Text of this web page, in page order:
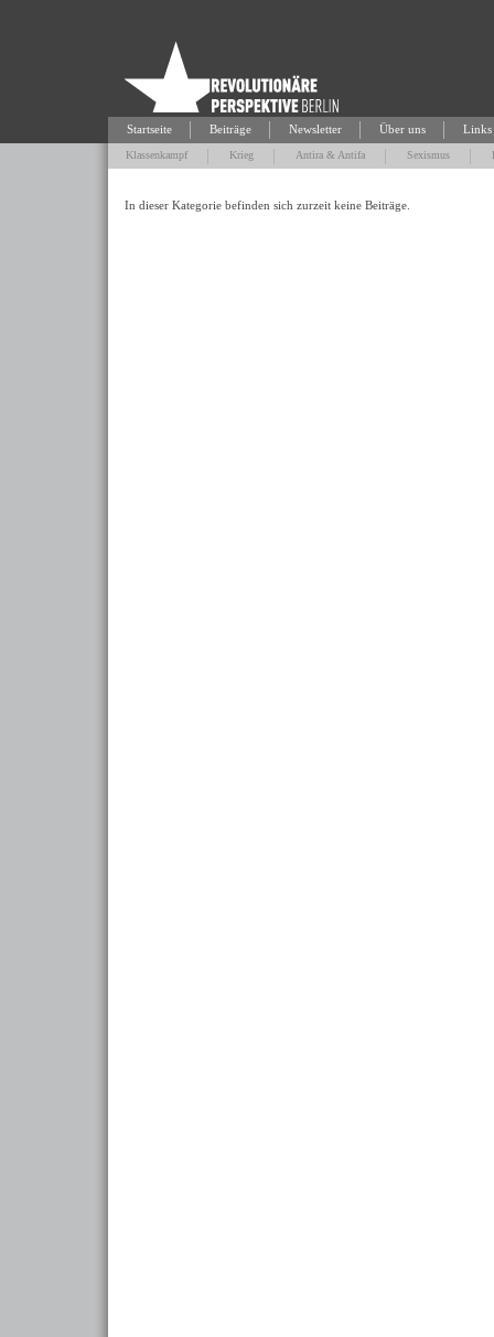
Startseite Beiträge Newsletter Über uns Links
Klassenkampf Krieg Antira & Antifa Sexismus
In dieser Kategorie befinden sich zurzeit keine Beiträge.